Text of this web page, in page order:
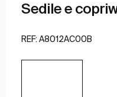
Sedile e
REF: A8012AC00B